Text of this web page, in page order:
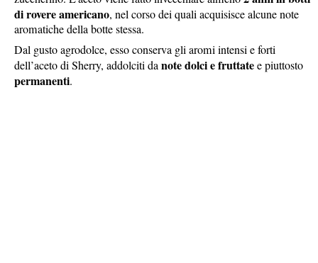
di rovere americano, nel corso dei quali acquisisce alcune note
aromatiche della botte stessa.
Dal gusto agrodolce, esso conserva gli aromi intensi e forti
dell’aceto di Sherry, addolciti danote dolci e fruttatee piuttosto
permanenti.